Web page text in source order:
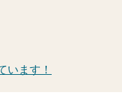
います！